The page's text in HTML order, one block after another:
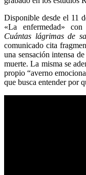
Disponible desde el 11
«La enfermedad» con
Cuántas lágrimas de
comunicado cita
una sensación intensa
muerte. La misma se
propio “averno
que busca entender por